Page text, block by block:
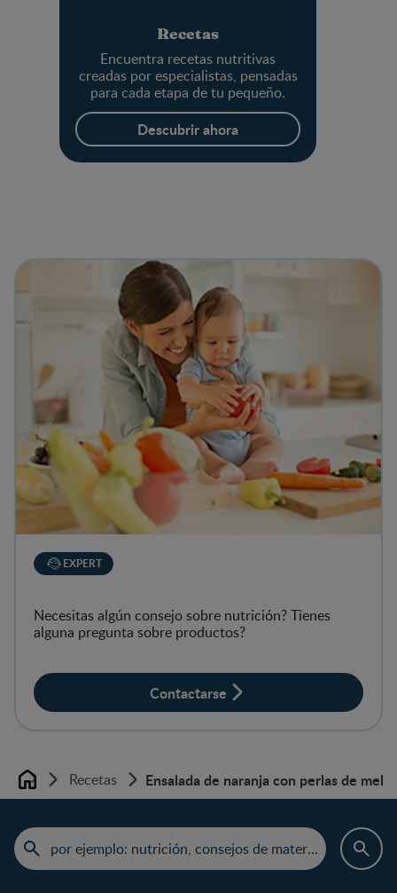
Recetas
Encuentra recetas nutritivas
creadas por especialistas, pensadas
para cada etapa de tu pequeño.
Descubrir ahora
View details
EXPERT
Necesitas algún consejo sobre nutrición? Tienes
alguna pregunta sobre productos?
Contactarse
Home Recetas Ensalada de naranja con perlas de